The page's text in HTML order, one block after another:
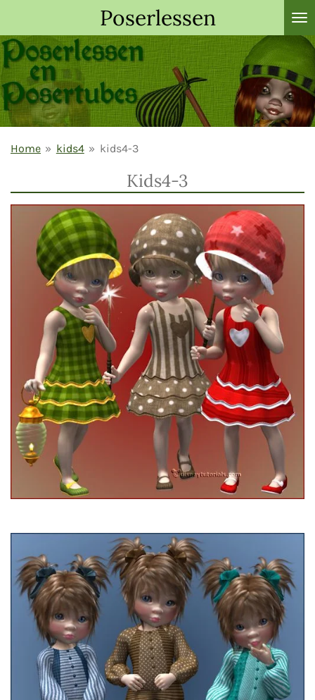
direct
naar
de
hoofdinhoud
Poserlessen
Home » kids4 » kids4-3
Kids4-3